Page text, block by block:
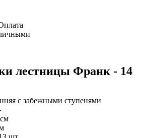
лестницы Франк - 14
с забежными ступенями